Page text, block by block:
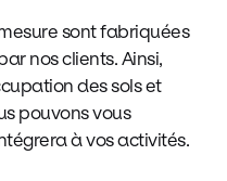
sont fabriquées
nos clients. Ainsi,
des sols et
pouvons vous
à vos activités.